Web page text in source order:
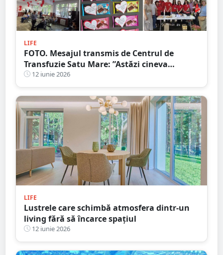
LIFE
FOTO. Mesajul transmis de Centrul de
Transfuzie Satu Mare: ”Astăzi cineva
trăiește datorită unui înger anonim”.
Gestul de câteva minute care salvează vieți
12 iunie 2026
LIFE
Lustrele care schimbă atmosfera dintr-un
living fără să încarce spațiul
12 iunie 2026